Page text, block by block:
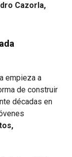
Cazorla,
empieza a
de construir
décadas en